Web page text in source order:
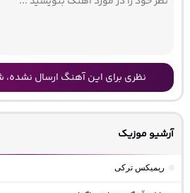
نظری برای این آهنگ ارسال نشده،
آرشیو موزیک
ریمیکس ترکی